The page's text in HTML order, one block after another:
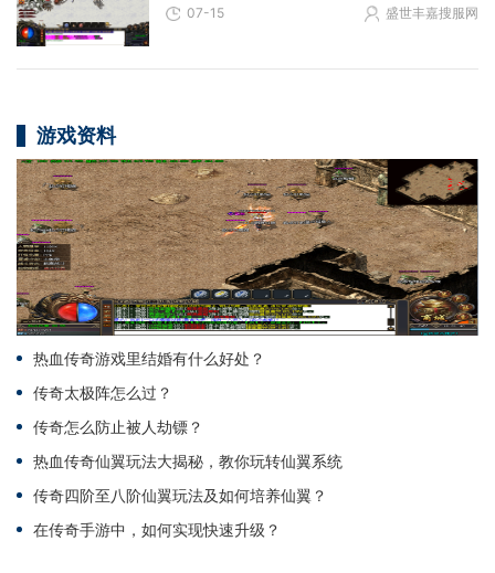
07-15 盛世丰嘉搜服网
游戏资料
热血传奇游戏里结婚有什么好处？
传奇太极阵怎么过？
传奇怎么防止被人劫镖？
热血传奇仙翼玩法大揭秘，教你玩转仙翼系统
传奇四阶至八阶仙翼玩法及如何培养仙翼？
在传奇手游中，如何实现快速升级？